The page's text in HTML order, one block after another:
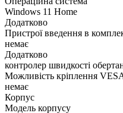
Windows 11 Home
Додатково
Пристрої введення в
немає
Додатково
контролер швидкості
Можливість кріплення
немає
Корпус
Модель корпусу